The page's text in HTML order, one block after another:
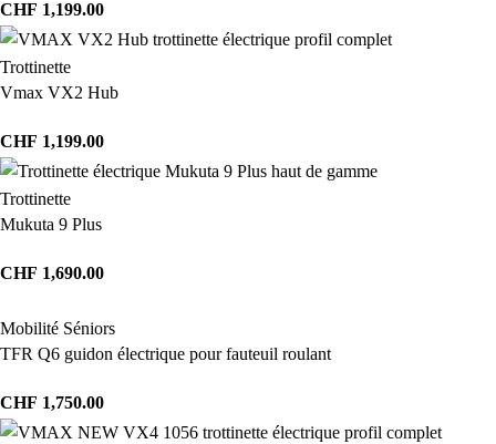
CHF 1,199.00
Trottinette
Vmax VX2 Hub
CHF 1,199.00
Trottinette
Mukuta 9 Plus
CHF 1,690.00
Mobilité Séniors
TFR Q6 guidon électrique pour fauteuil roulant
CHF 1,750.00